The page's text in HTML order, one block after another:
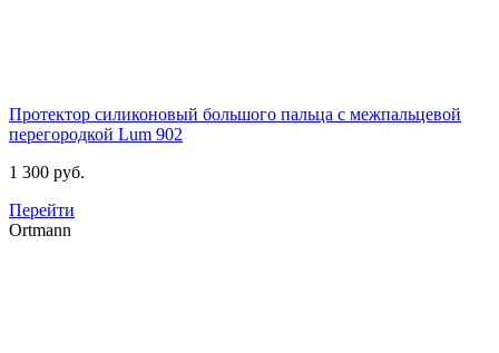
Протектор силиконовый большого пальца с межпальцевой
перегородкой Lum 902
1 300 руб.
Перейти
Ortmann